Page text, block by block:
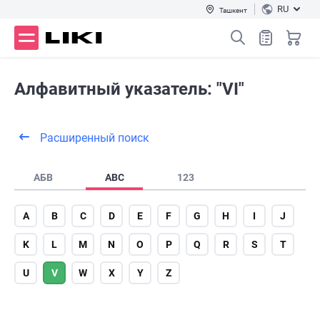
Ташкент RU
Алфавитный указатель: "VI"
Расширенный поиск
АБВ ABC 123
A B C D E F G H I J
K L M N O P Q R S T
U V W X Y Z